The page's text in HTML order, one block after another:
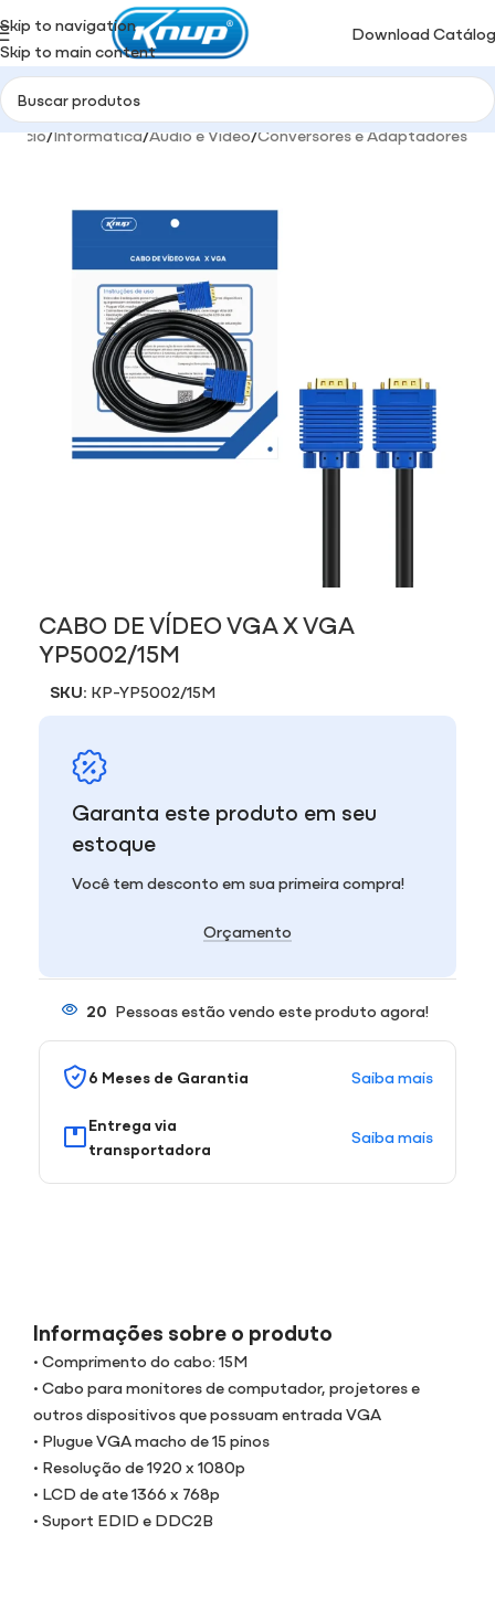
Skip to navigation
Skip to main content
Download
Início/Informática/Audio e Video/Conversores e Adaptadores
CABO DE VÍDEO VGA X VGA
YP5002/15M
SKU: KP-YP5002/15M
Garanta este produto em seu
estoque
Você tem desconto em sua primeira compra!
Orçamento
20 Pessoas estão vendo este produto agora!
6 Meses de Garantia Saiba mais
Entrega via
transportadora
Saiba mais
Informações sobre o produto
• Comprimento do cabo: 15M
• Cabo para monitores de computador, projetores e
outros dispositivos que possuam entrada VGA
• Plugue VGA macho de 15 pinos
• Resolução de 1920 x 1080p
• LCD de ate 1366 x 768p
• Suport EDID e DDC2B